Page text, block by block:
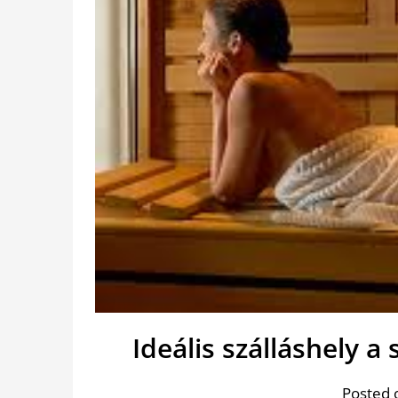
Ideális szálláshely a
Posted